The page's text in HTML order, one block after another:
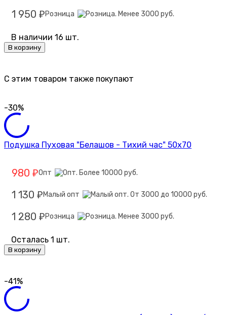
1 950 ₽ Розница
В наличии 16 шт.
В корзину
C этим товаром также покупают
-30%
Подушка Пуховая "Белашов - Тихий час" 50х70
980 ₽Опт
1 130 ₽ Малый опт
1 280 ₽ Розница
Осталась 1 шт.
В корзину
-41%